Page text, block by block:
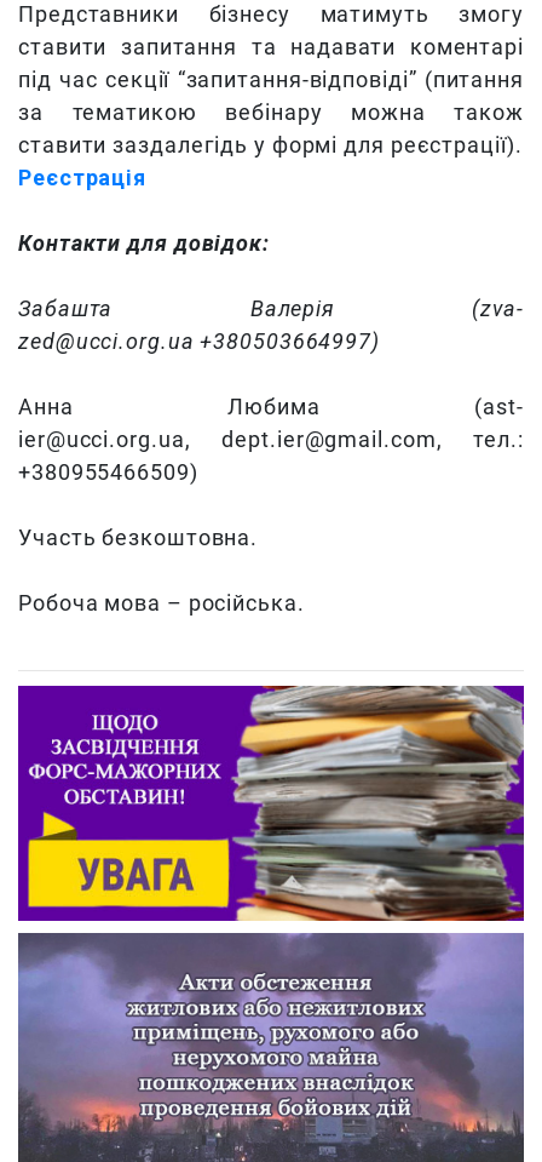
Представники бізнесу матимуть змогу
ставити запитання та надавати коментарі
під час секції “запитання-відповіді” (питання
за тематикою вебінару можна також
ставити заздалегідь у формі для реєстрації).
Реєстрація
Контакти для довідок:
Забашта Валерія (zva-
zed@ucci.org.ua +380503664997)
Анна Любима (ast-
ier@ucci.org.ua, dept.ier@gmail.com, тел.:
+380955466509)
Участь безкоштовна.
Робоча мова – російська.